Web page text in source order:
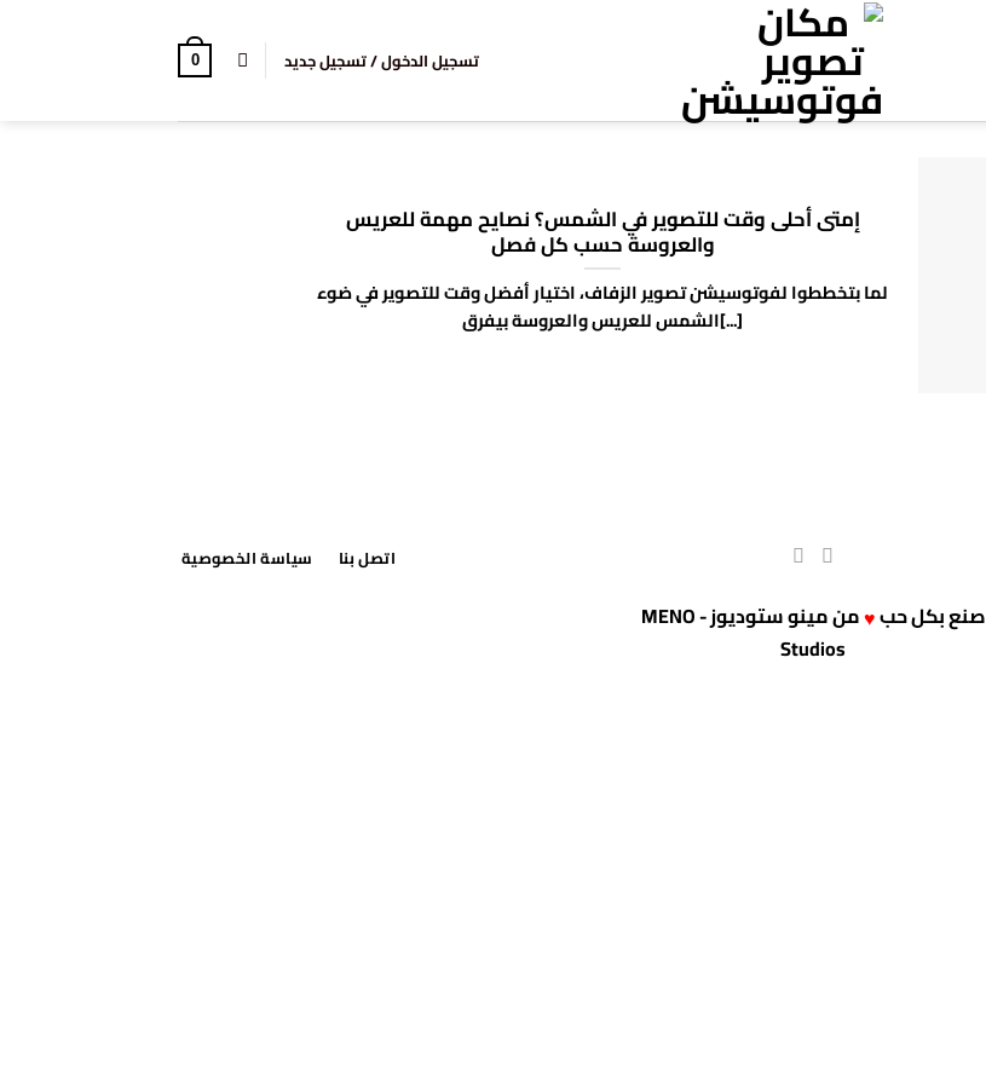
تسجيل الدخول / تسجيل جديد 0
إمتى أحلى وقت للتصوير في الشمس؟ نصايح مهمة للعريس
والعروسة حسب كل فصل
لما بتخططوا لفوتوسيشن تصوير الزفاف، اختيار أفضل وقت للتصوير في ضوء
الشمس للعريس والعروسة بيفرق[...]
صنع بكل حب♥من
مينو ستوديوز - MENO
Studios
اتصل بنا سياسة الخصوصية